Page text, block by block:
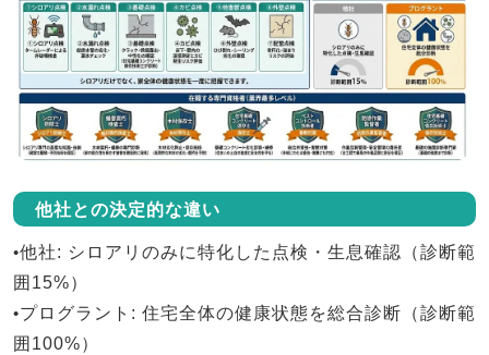
他社との決定的な違い
•他社: シロアリのみに特化した点検・生息確認（診断範
囲15%）
•プログラント : 住宅全体の健康状態を総合診断（診断範
囲100%）